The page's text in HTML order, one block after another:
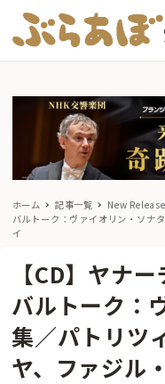
ホーム 記事一覧 New
バルトーク：ヴァイオリン・ソナ
イ
【CD】ヤナ
バルトーク：
集／パトリツ
ヤ、ファジル